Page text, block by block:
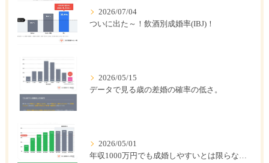
2026/07/04
ついに出た～！飲酒別成婚率(IBJ)！
2026/05/15
データで見る歳の差婚の確率の低さ。
2026/05/01
年収1000万円でも成婚しやすいとは限らない? 「年収帯別の成婚率」のリアル